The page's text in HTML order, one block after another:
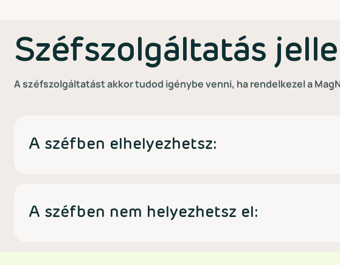
Széfszolgáltatás
A széfszolgáltatást akkor tudod igénybe venni, ha rendelkezel a
A széfben elhelyezhetsz:
A széfben nem helyezhetsz el: